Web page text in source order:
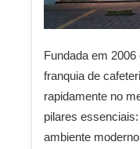
Fundada em
franquia de
rapidamente no
pilares
ambiente